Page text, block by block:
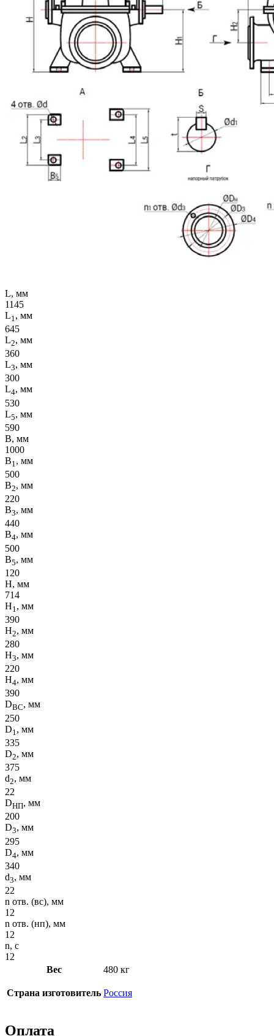
L, мм
1145
L1, мм
645
L2, мм
360
L3, мм
300
L4, мм
530
L5, мм
590
B, мм
1000
B1 , мм
500
B2, мм
220
B3, мм
440
B4, мм
500
B5, мм
120
H, мм
714
H1 , мм
390
H2, мм
280
H3, мм
220
H4, мм
390
DВС, мм
250
D1 , мм
335
D2, мм
375
d2, мм
22
DНП, мм
200
D3, мм
295
D4, мм
340
d3, мм
22
n отв. (вс), мм
12
n отв. (нп), мм
12
n, с
12
Вес
480 кг
Страна изготовитель Россия
Оплата